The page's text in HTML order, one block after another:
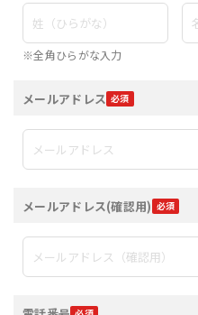
※全角ひらがな入力
メールアドレス
メールアドレス(確認用)